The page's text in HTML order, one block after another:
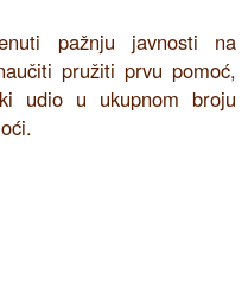
pažnju javnosti na
pružiti prvu pomoć,
udio u ukupnom broju